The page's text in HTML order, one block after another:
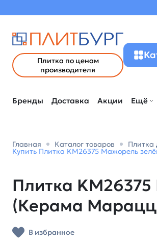
Плитка по ценам
производителя
Бренды Доставка Акции Ещё
Главная Каталог товаров Плитка
Купить Плитка KM26375 Мажорель
Плитка
(Керама
В избранное